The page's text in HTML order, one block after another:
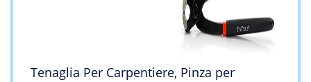
Tenaglia Per Carpentiere, Pinza per